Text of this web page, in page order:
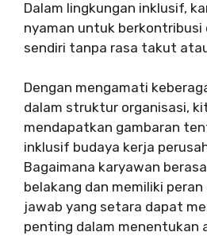
Dalam lingkungan inklusif,
nyaman untuk berkontribusi
sendiri tanpa rasa takut
Dengan mengamati
dalam struktur organisasi,
mendapatkan gambaran
inklusif budaya kerja
Bagaimana karyawan
belakang dan memiliki
jawab yang setara dapat
penting dalam menentukan